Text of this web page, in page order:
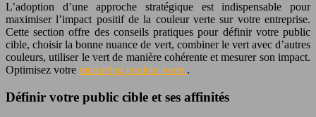
L’adoption d’une approche stratégique est indispensable pour
maximiser l’impact positif de la couleur verte sur votre entreprise.
Cette section offre des conseils pratiques pour définir votre public
cible, choisir la bonne nuance de vert, combiner le vert avec d’autres
couleurs, utiliser le vert de manière cohérente et mesurer son impact.
Optimisez votre marketing couleur verte .
Définir votre public cible et ses affinités